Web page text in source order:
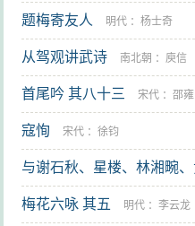
题梅寄友人 明代 ：杨士奇
从驾观讲武诗 南北朝 ：庾信
首尾吟 其八十三 宋代 ：邵雍
寇恂 宋代 ：徐钧
与谢石秋、星楼、林湘畹
雨 其一 近现代 ：许南英
梅花六咏 其五 明代 ：李云龙